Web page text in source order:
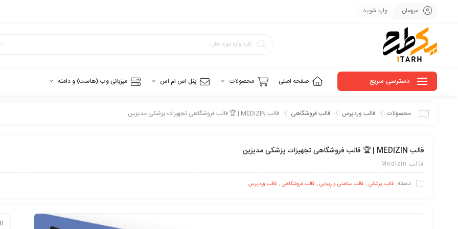
میهمان وارد شوید
دسترسی سریع صفحه اصلی محصولات پنل اس ام اس میزبانی وب (هاست) و دامنه
محصولات قالب وردپرس قالب فروشگاهی قالب MEDIZIN | 🏆 قالب فروشگاهی تجهیزات پزشکی مدیزین
قالب MEDIZIN | 🏆 قالب فروشگاهی تجهیزات پزشکی مدیزین
قالب Medizin
دسته: قالب پزشکی, قالب سلامتی و زیبایی, قالب فروشگاهی, قالب وردپرس
11